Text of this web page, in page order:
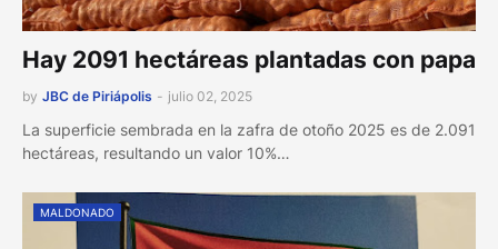
Hay 2091 hectáreas plantadas con papa
by JBC de Piriápolis - julio 02, 2025
La superficie sembrada en la zafra de otoño 2025 es de 2.091
hectáreas, resultando un valor 10%…
MALDONADO